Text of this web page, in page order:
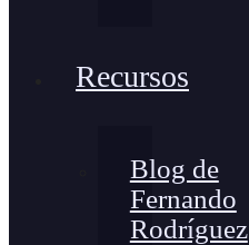
Recursos
Blog de
Fernando
Rodríguez